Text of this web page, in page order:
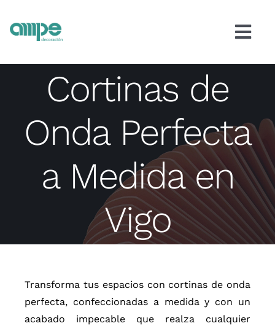
content
Paneles japoneses
Venecianas
Cuadros
Cortinas de
Onda Perfecta
a Medida en
Vigo
Transforma tus espacios con cortinas de onda
perfecta, confeccionadas a medida y con un
acabado impecable que realza cualquier